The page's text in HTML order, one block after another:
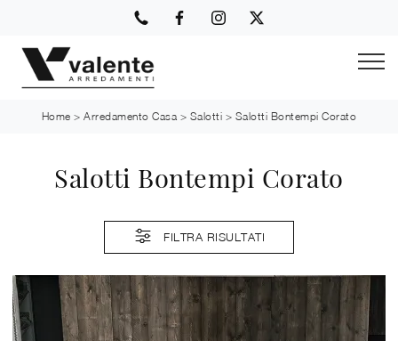
Home >Arredamento Casa > Salotti > Salotti Bontempi Corato
Salotti Bontempi Corato
FILTRA RISULTATI